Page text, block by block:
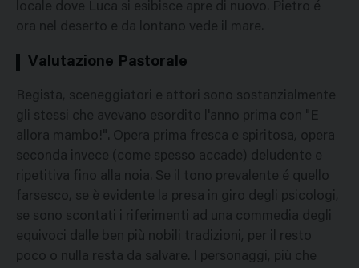
locale dove Luca si esibisce apre di nuovo. Pietro é
ora nel deserto e da lontano vede il mare.
Valutazione Pastorale
Regista, sceneggiatori e attori sono sostanzialmente
gli stessi che avevano esordito l'anno prima con "E
allora mambo!". Opera prima fresca e spiritosa, opera
seconda invece (come spesso accade) deludente e
ripetitiva fino alla noia. Se il tono prevalente é quello
farsesco, se è evidente la presa in giro degli psicologi,
se sono scontati i riferimenti ad una commedia degli
equivoci dalle ben più nobili tradizioni, per il resto
poco o nulla resta da salvare. I personaggi, più che